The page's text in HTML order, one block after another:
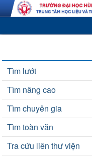
Tìm lướt
Tìm nâng cao
Tìm chuyên gia
Tìm toàn văn
Tra cứu liên thư viện